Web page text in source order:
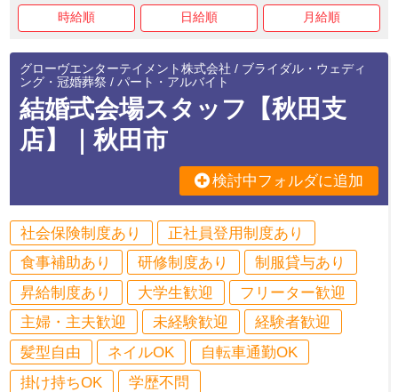
時給順 日給順 月給順
グローヴエンターテイメント株式会社 / ブライダル・ウェディ
ング・冠婚葬祭 / パート・アルバイト
結婚式会場スタッフ【秋田支
店】｜秋田市
検討中フォルダに追加
社会保険制度あり
正社員登用制度あり
食事補助あり
研修制度あり
制服貸与あり
昇給制度あり
大学生歓迎
フリーター歓迎
主婦・主夫歓迎
未経験歓迎
経験者歓迎
髪型自由
ネイルOK
自転車通勤OK
掛け持ちOK
学歴不問